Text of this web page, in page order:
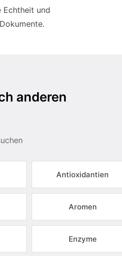
Echtheit und
anderen
Antioxidantien
Aromen
Enzyme